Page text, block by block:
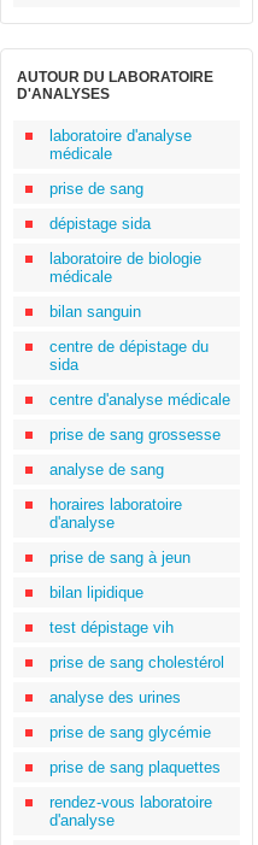
AUTOUR DU LABORATOIRE
D'ANALYSES
laboratoire d'analyse
médicale
prise de sang
dépistage sida
laboratoire de biologie
médicale
bilan sanguin
centre de dépistage du
sida
centre d'analyse médicale
prise de sang grossesse
analyse de sang
horaires laboratoire
d'analyse
prise de sang à jeun
bilan lipidique
test dépistage vih
prise de sang cholestérol
analyse des urines
prise de sang glycémie
prise de sang plaquettes
rendez-vous laboratoire
d'analyse